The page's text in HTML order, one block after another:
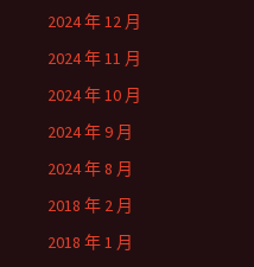
2024 年 12 月
2024 年 11 月
2024 年 10 月
2024 年 9 月
2024 年 8 月
2018 年 2 月
2018 年 1 月